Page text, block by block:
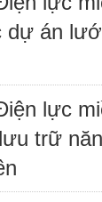
dự án
lực
trữ